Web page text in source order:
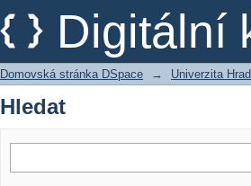
Digitální
Hledat
Domovská stránka DSpace → Univerzita
Hledat